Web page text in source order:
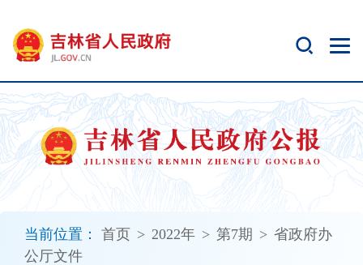
当前位置： 首页 > 2022年 > 第7期 > 省政府办
公厅文件
开
无
障
碍
说
明